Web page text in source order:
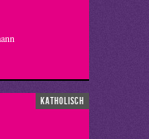
katholisch